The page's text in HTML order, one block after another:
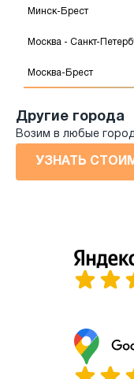
Минск-Брест
Москва - Санкт-
Москва-Брест
Другие города
Возим в любые
УЗНАТЬ